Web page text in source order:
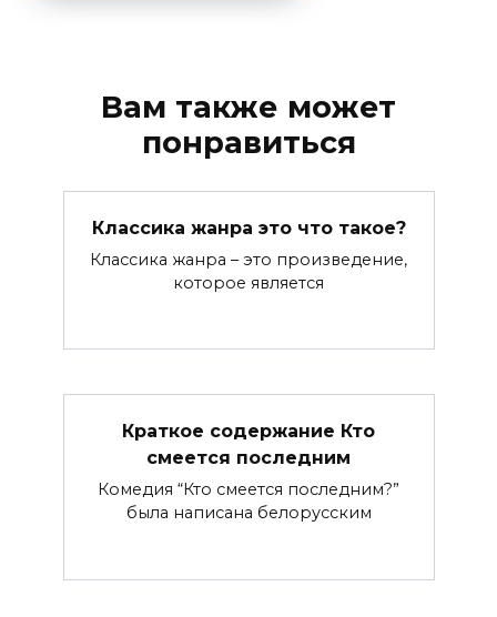
Вам также может
понравиться
Классика жанра это что такое?
Классика жанра – это произведение,
которое является
Краткое содержание Кто
смеется последним
Комедия “Кто смеется последним?”
была написана белорусским